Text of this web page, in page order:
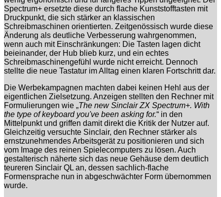
Spectrum+ ersetzte diese durch flache Kunststofftasten mit
Druckpunkt, die sich stärker an klassischen
Schreibmaschinen orientierten. Zeitgenössisch wurde diese
Änderung als deutliche Verbesserung wahrgenommen,
wenn auch mit Einschränkungen: Die Tasten lagen dicht
beieinander, der Hub blieb kurz, und ein echtes
Schreibmaschinengefühl wurde nicht erreicht. Dennoch
stellte die neue Tastatur im Alltag einen klaren Fortschritt dar.
Die Werbekampagnen machten dabei keinen Hehl aus der
eigentlichen Zielsetzung. Anzeigen stellten den Rechner mit
Formulierungen wie „The new Sinclair ZX Spectrum+. With
the type of keyboard you've been asking for.“ in den
Mittelpunkt und griffen damit direkt die Kritik der Nutzer auf.
Gleichzeitig versuchte Sinclair, den Rechner stärker als
ernstzunehmendes Arbeitsgerät zu positionieren und sich
vom Image des reinen Spielecomputers zu lösen. Auch
gestalterisch näherte sich das neue Gehäuse dem deutlich
teureren Sinclair QL an, dessen sachlich-flache
Formensprache nun in abgeschwächter Form übernommen
wurde.